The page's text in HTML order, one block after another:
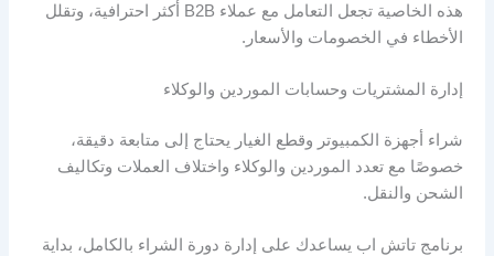
هذه الخاصية تجعل التعامل مع عملاء B2B أكثر احترافية، وتقلل
الأخطاء في الخصومات والأسعار.
إدارة المشتريات وحسابات الموردين والوكلاء
شراء أجهزة الكمبيوتر وقطع الغيار يحتاج إلى متابعة دقيقة،
خصوصًا مع تعدد الموردين والوكلاء واختلاف العملات وتكاليف
الشحن والنقل.
برنامج تاتش اب يساعدك على إدارة دورة الشراء بالكامل، بداية